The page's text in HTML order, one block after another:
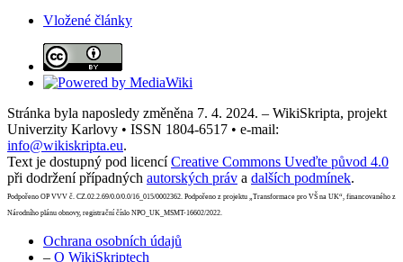
Vložené články
Stránka byla naposledy změněna 7. 4. 2024. – WikiSkripta, projekt
Univerzity Karlovy • ISSN 1804-6517 • e-mail:
info@wikiskripta.eu.
Text je dostupný pod licencíCreative Commons Uveďte původ 4.0
při dodržení případných autorských práv a dalších podmínek.
Podpořeno OP VVV č. CZ.02.2.69/0.0/0.0/16_015/0002362. Podpořeno z projektu „Transformace pro VŠ na UK“, financovaného z
Národního plánu obnovy, registrační číslo NPO_UK_MSMT-16602/2022.
Ochrana osobních údajů
– O WikiSkriptech